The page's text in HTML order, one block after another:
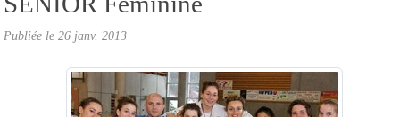
Publiée le 26 janv. 2013